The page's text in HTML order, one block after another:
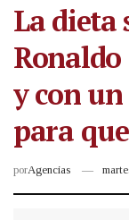
La dieta
Ronaldo
y con
para
porAgencias